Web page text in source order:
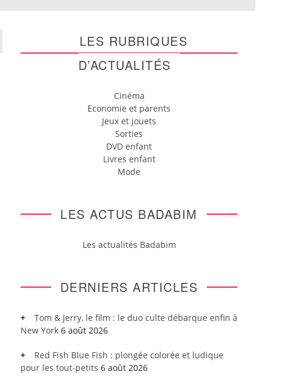
LES RUBRIQUES
D’ACTUALITÉS
Cinéma
Economie et parents
Jeux et jouets
Sorties
DVD enfant
Livres enfant
Mode
LES ACTUS BADABIM
Les actualités Badabim
DERNIERS ARTICLES
Tom & Jerry, le film : le duo culte débarque enfin à
New York 6 août 2026
Red Fish Blue Fish : plongée colorée et ludique
pour les tout-petits 6 août 2026